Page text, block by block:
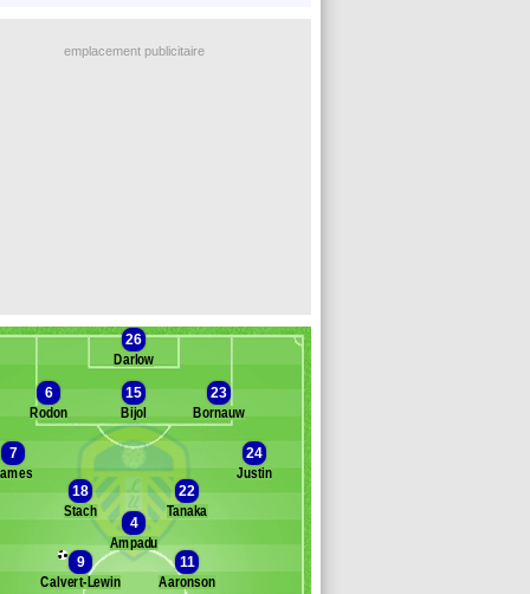
emplacement publicitaire
des remplaçants Leeds United
26
Darlow
6
Rodon
15
Bijol
23
Bornauw
7
24
Justin
18
Stach
22
Tanaka
4
Ampadu
9
Calvert-Lewin
11
Aaronson